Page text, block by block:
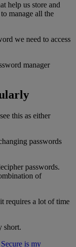
help us store and
manage all the
we need to access
manager
this as either
passwords
passwords.
of
requires a lot of time
short.
is my